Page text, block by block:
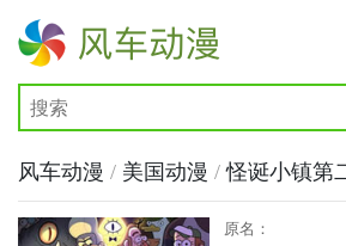
风车动漫
风车动漫 / 美国动漫 /怪诞小镇第
原名：